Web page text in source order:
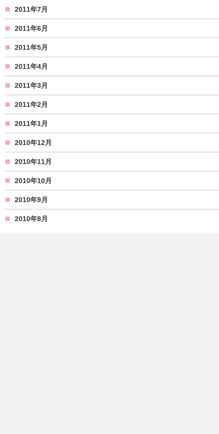
2011年7月
2011年6月
2011年5月
2011年4月
2011年3月
2011年2月
2011年1月
2010年12月
2010年11月
2010年10月
2010年9月
2010年8月